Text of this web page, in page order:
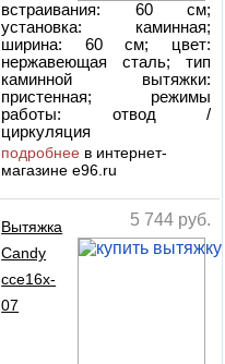
встраивания: 60 см;
установка: каминная;
ширина: 60 см; цвет:
нержавеющая сталь; тип
каминной вытяжки:
пристенная; режимы
работы: отвод /
циркуляция
подробнее в интернет-
магазине e96.ru
5 744 руб.
Вытяжка
Candy
cce16x-
07